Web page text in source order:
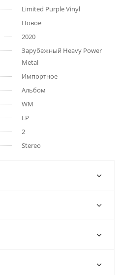
Limited Purple Vinyl
Новое
2020
Зарубежный Heavy Power
Metal
Импортное
Альбом
WM
LP
2
Stereo